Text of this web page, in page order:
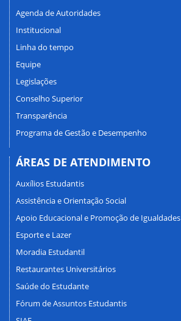
Agenda de Autoridades
Institucional
Linha do tempo
Equipe
Legislações
Conselho Superior
Transparência
Programa de Gestão e Desempenho
ÁREAS DE ATENDIMENTO
Auxílios Estudantis
Assistência e Orientação Social
Apoio Educacional e Promoção de Igualdades
Esporte e Lazer
Moradia Estudantil
Restaurantes Universitários
Saúde do Estudante
Fórum de Assuntos Estudantis